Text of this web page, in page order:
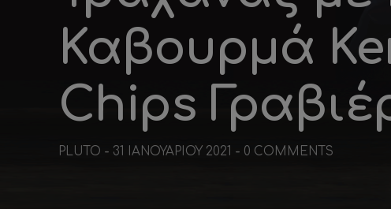
Καβουρμά
Chips
PLUTO - 31 ΙΑΝΟΥΑΡΊΟΥ 2021 - 0 COMMENTS